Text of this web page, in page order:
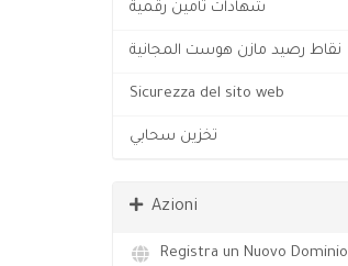
شهادات تأمين رقمية
نقاط رصيد مازن هوست المجانية
Sicurezza del sito web
تخزين سحابي
Azioni
Registra un Nuovo Dominio